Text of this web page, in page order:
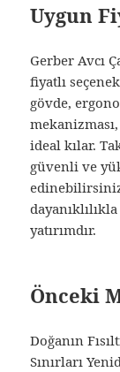
Uygun
Gerber Avcı
fiyatlı
gövde,
ideal kılar.
güvenli ve
yatırımdır.
Önceki
Doğanın
Sınırları